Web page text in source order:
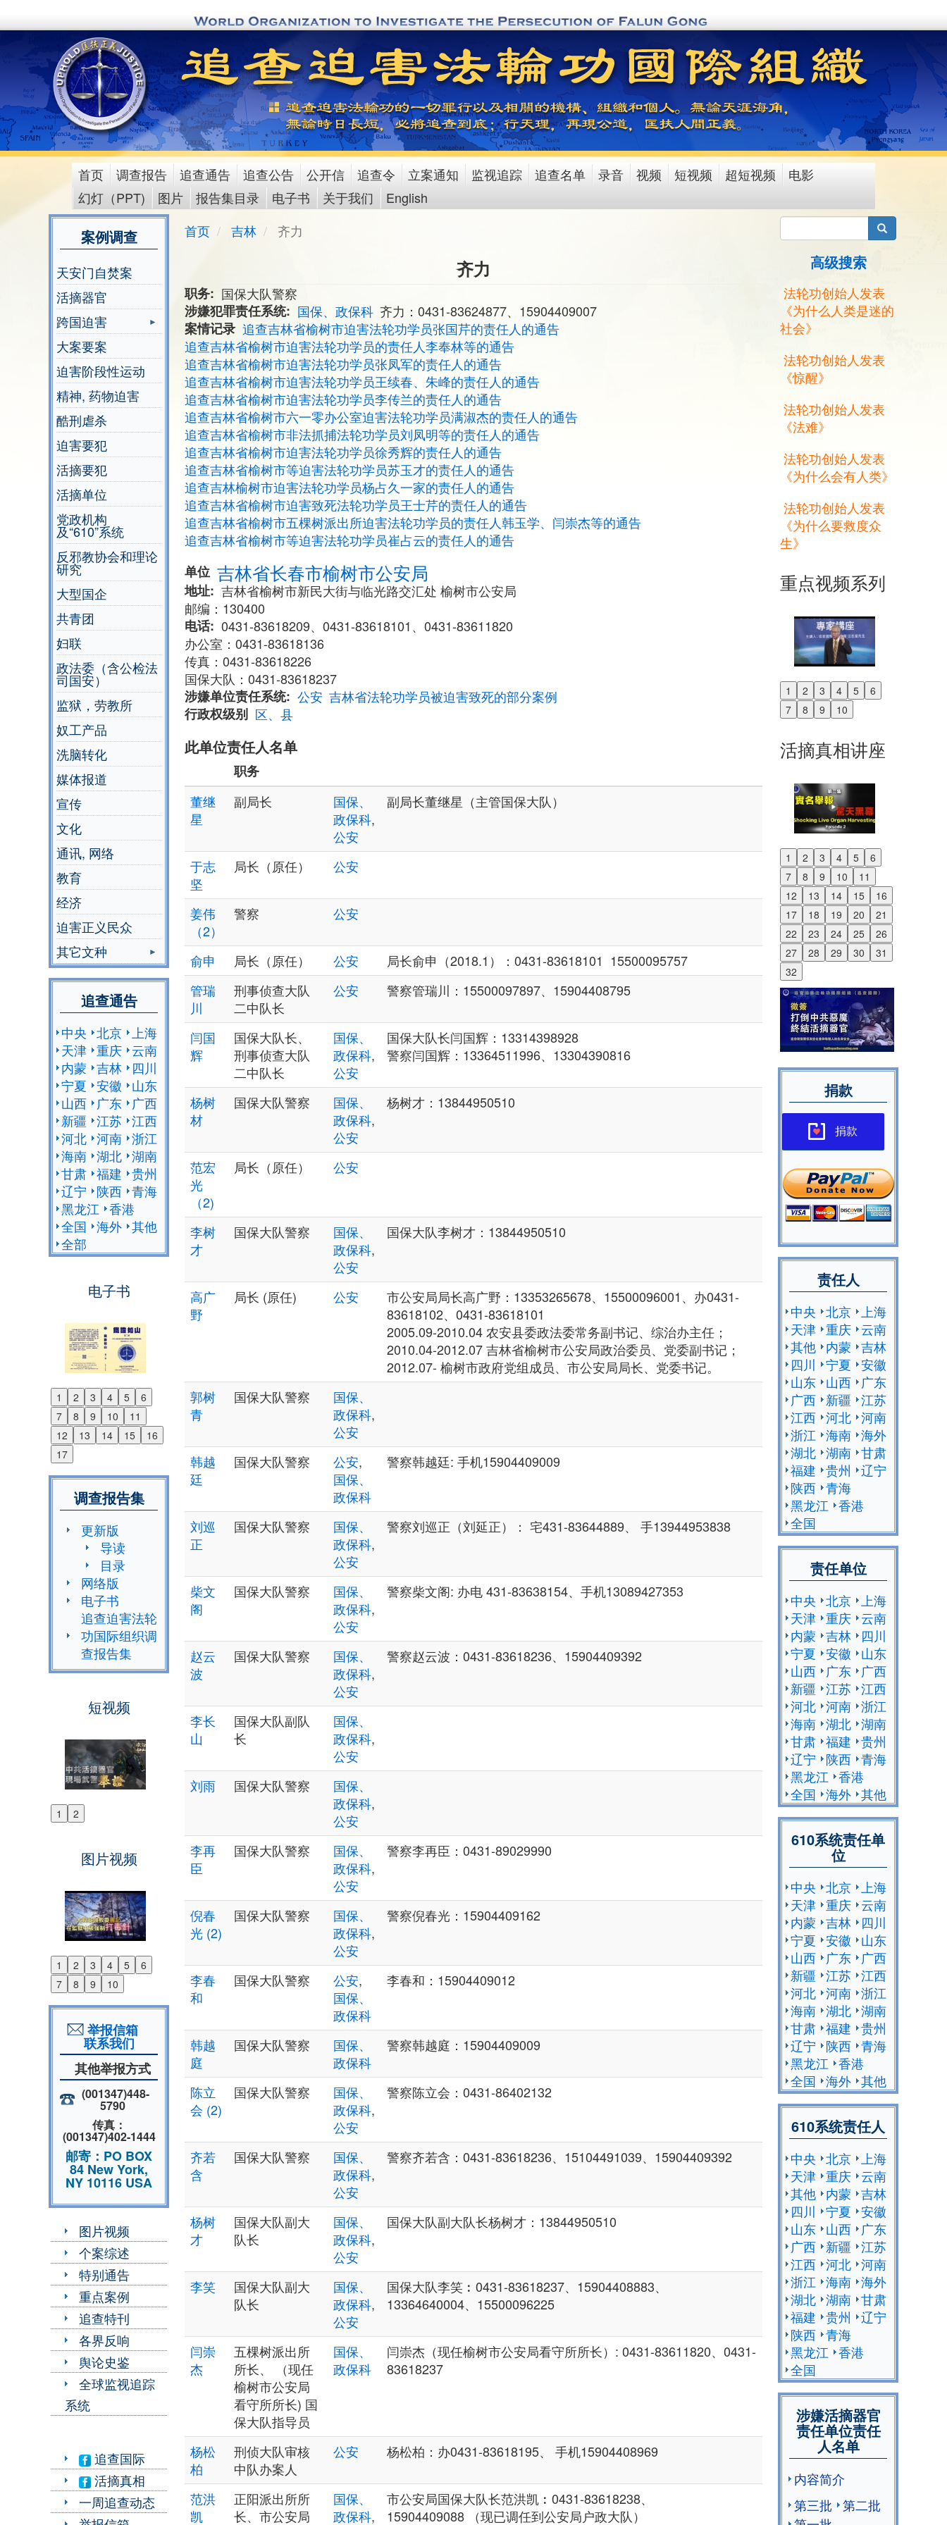
to
content
main
menu
首页 调查报告 追查通告 追查公告 公开信 追查令 立案通知 监视追踪 追查名单 录音 视频 短视频 超短视频
电影
幻灯（PPT)
图片 报告集目录 电子书 关于我们 English
案例调查
天安门自焚案
活摘器官
跨国迫害
大案要案
迫害阶段性运动
精神, 药物迫害
酷刑虐杀
迫害要犯
活摘要犯
活摘单位
党政机构
及“610”系统
反邪教协会和理论
研究
大型国企
共青团
妇联
政法委（含公检法
司国安）
监狱，劳教所
奴工产品
洗脑转化
媒体报道
宣传
文化
通讯, 网络
教育
经济
迫害正义民众
其它文种
追查通告
中央 北京 上海
天津 重庆 云南
内蒙 吉林
四川
宁夏 安徽
山东
山西
广东
广西
新疆 江苏 江西
河北 河南 浙江
海南 湖北 湖南
甘肃 福建 贵州
辽宁
陕西 青海
黑龙江 香港
全国 海外 其他
全部
电子书
1 2 3 4 5
6
7
8 9 10
11
12
13 14 15
16
17
Previous
Next
调查报告集
更新版
导读
目录
网络版
电子书
追查迫害法轮
功国际组织调
查报告集
短视频
1 2
Previous
图片视频
1 2 3 4 5
6
7
8 9 10
Previous
Next
举报信箱
联系我们
其他举报方式
(001347)448-
5790
传真：
(001347)402-1444
邮寄：PO BOX
84 New York,
NY 10116 USA
图片视频
个案综述
特别通告
重点案例
追查特刊
各界反响
舆论史鉴
全球监视追踪
系统
追查国际
活摘真相
一周追查动态
首页 吉林 齐力
齐力
职务
国保大队警察
涉嫌犯罪责任系统
国保、政保科 齐力：0431-83624877、15904409007
案情记录 追查吉林省榆树市迫害法轮功学员张国芹的责任人的通告
追查吉林省榆树市迫害法轮功学员的责任人李奉林等的通告
追查吉林省榆树市迫害法轮功学员张凤军的责任人的通告
追查吉林省榆树市迫害法轮功学员王续春、朱峰的责任人的通告
追查吉林省榆树市迫害法轮功学员李传兰的责任人的通告
追查吉林省榆树市六一零办公室迫害法轮功学员满淑杰的责任人的通告
追查吉林省榆树市非法抓捕法轮功学员刘凤明等的责任人的通告
追查吉林省榆树市迫害法轮功学员徐秀辉的责任人的通告
追查吉林省榆树市等迫害法轮功学员苏玉才的责任人的通告
追查吉林榆树市迫害法轮功学员杨占久一家的责任人的通告
追查吉林省榆树市迫害致死法轮功学员王士芹的责任人的通告
追查吉林省榆树市五棵树派出所迫害法轮功学员的责任人韩玉学、闫崇杰等的通告
追查吉林省榆树市等迫害法轮功学员崔占云的责任人的通告
单位 吉林省长春市榆树市公安局
地址
吉林省榆树市新民大街与临光路交汇处 榆树市公安局
邮编：130400
电话
0431-83618209、0431-83618101、0431-83611820
办公室：0431-83618136
传真：0431-83618226
国保大队：0431-83618237
涉嫌单位责任系统
公安 吉林省法轮功学员被迫害致死的部分案例
行政权级别 区、县
此单位责任人名单
职务
董继
星
副局长
国保、
政保科,
公安
副局长董继星（主管国保大队）
于志
坚
局长（原任） 公安
姜伟
（2）
警察 公安
俞申 局长（原任） 公安
局长俞申（2018.1）：0431-83618101 15500095757
管瑞
川
刑事侦查大队
二中队长
公安 警察管瑞川：15500097897、15904408795
闫国
辉
国保大队长、
刑事侦查大队
二中队长
国保、
政保科,
公安
国保大队长闫国辉：13314398928
警察闫国辉：13364511996、13304390816
杨树
材
国保大队警察
国保、
政保科,
公安
杨树才：13844950510
范宏
光
（2)
局长（原任） 公安
李树
才
国保大队警察
国保、
政保科,
公安
国保大队李树才：13844950510
高广
野
局长 (原任) 公安
市公安局局长高广野：13353265678、15500096001、办0431-
83618102、0431-83618101
2005.09-2010.04 农安县委政法委常务副书记、综治办主任；
2010.04-2012.07 吉林省榆树市公安局政治委员、党委副书记；
2012.07- 榆树市政府党组成员、市公安局局长、党委书记。
郭树
青
国保大队警察
国保、
政保科,
公安
韩越
廷
国保大队警察 公安,
国保、
政保科
警察韩越廷: 手机15904409009
刘巡
正
国保大队警察
国保、
政保科,
公安
警察刘巡正（刘延正）： 宅431-83644889、 手13944953838
柴文
阁
国保大队警察
国保、
政保科,
公安
警察柴文阁: 办电 431-83638154、手机13089427353
赵云
波
国保大队警察
国保、
政保科,
公安
警察赵云波：0431-83618236、15904409392
李长
山
国保大队副队
长
国保、
政保科,
公安
刘雨
国保大队警察
国保、
政保科,
公安
李再
臣
国保大队警察
国保、
政保科,
公安
警察李再臣：0431-89029990
倪春
光 (2)
国保大队警察
国保、
政保科,
公安
警察倪春光：15904409162
李春
和
国保大队警察 公安,
国保、
政保科
李春和：15904409012
韩越
庭
国保大队警察
国保、
政保科
警察韩越庭：15904409009
陈立
会 (2)
国保大队警察
国保、
政保科,
公安
警察陈立会：0431-86402132
齐若
含
国保大队警察
国保、
政保科,
公安
警察齐若含：0431-83618236、15104491039、15904409392
杨树
才
国保大队副大
队长
国保、
政保科,
公安
国保大队副大队长杨树才：13844950510
李笑
国保大队副大
队长
国保、
政保科,
公安
国保大队李笑︰0431-83618237、15904408883、
13364640004、15500096225
闫崇
杰
五棵树派出所
所长、 （现任
榆树市公安局
看守所所长) 国
保大队指导员
国保、
政保科
闫崇杰（现任榆树市公安局看守所所长）: 0431-83611820、0431-
83618237
杨松
柏
刑侦大队审核
中队办案人
公安 杨松柏：办0431-83618195、 手机15904408969
范洪
凯
正阳派出所所
长、市公安局
国保、
政保科,
市公安局国保大队长范洪凯︰0431-83618238、
15904409088 （现已调任到公安局户政大队）
搜索
高级搜索
法轮功创始人发表
《为什么人类是迷的
社会》
法轮功创始人发表
《惊醒》
法轮功创始人发表
《法难》
法轮功创始人发表
《为什么会有人类》
法轮功创始人发表
《为什么要救度众
生》
重点视频系列
1 2 3 4 5
6
7
8 9 10
Previous
Next
活摘真相讲座
1 2 3 4 5
6
7
8 9 10
11
12
13 14 15
16
17
18 19 20
21
22
23 24 25
26
27
28 29 30
31
32
Previous
Next
捐款
捐款
责任人
中央 北京
上海
天津 重庆 云南
其他 内蒙 吉林
四川
宁夏 安徽
山东 山西
广东
广西 新疆 江苏
江西 河北 河南
浙江 海南 海外
湖北 湖南 甘肃
福建 贵州
辽宁
陕西 青海
黑龙江 香港
全国
责任单位
中央 北京
上海
天津 重庆 云南
内蒙 吉林
四川
宁夏 安徽
山东
山西
广东
广西
新疆 江苏 江西
河北 河南 浙江
海南 湖北 湖南
甘肃 福建 贵州
辽宁
陕西 青海
黑龙江 香港
全国 海外 其他
610系统责任单
位
中央 北京
上海
天津 重庆 云南
内蒙 吉林
四川
宁夏 安徽
山东
山西
广东
广西
新疆 江苏 江西
河北 河南 浙江
海南 湖北 湖南
甘肃 福建 贵州
辽宁
陕西 青海
黑龙江 香港
全国 海外 其他
610系统责任人
中央 北京
上海
天津 重庆 云南
其他 内蒙 吉林
四川
宁夏 安徽
山东 山西
广东
广西 新疆 江苏
江西 河北 河南
浙江 海南 海外
湖北 湖南 甘肃
福建 贵州
辽宁
陕西 青海
黑龙江 香港
全国
涉嫌活摘器官
责任单位责任
人名单
内容简介
第三批
第二批